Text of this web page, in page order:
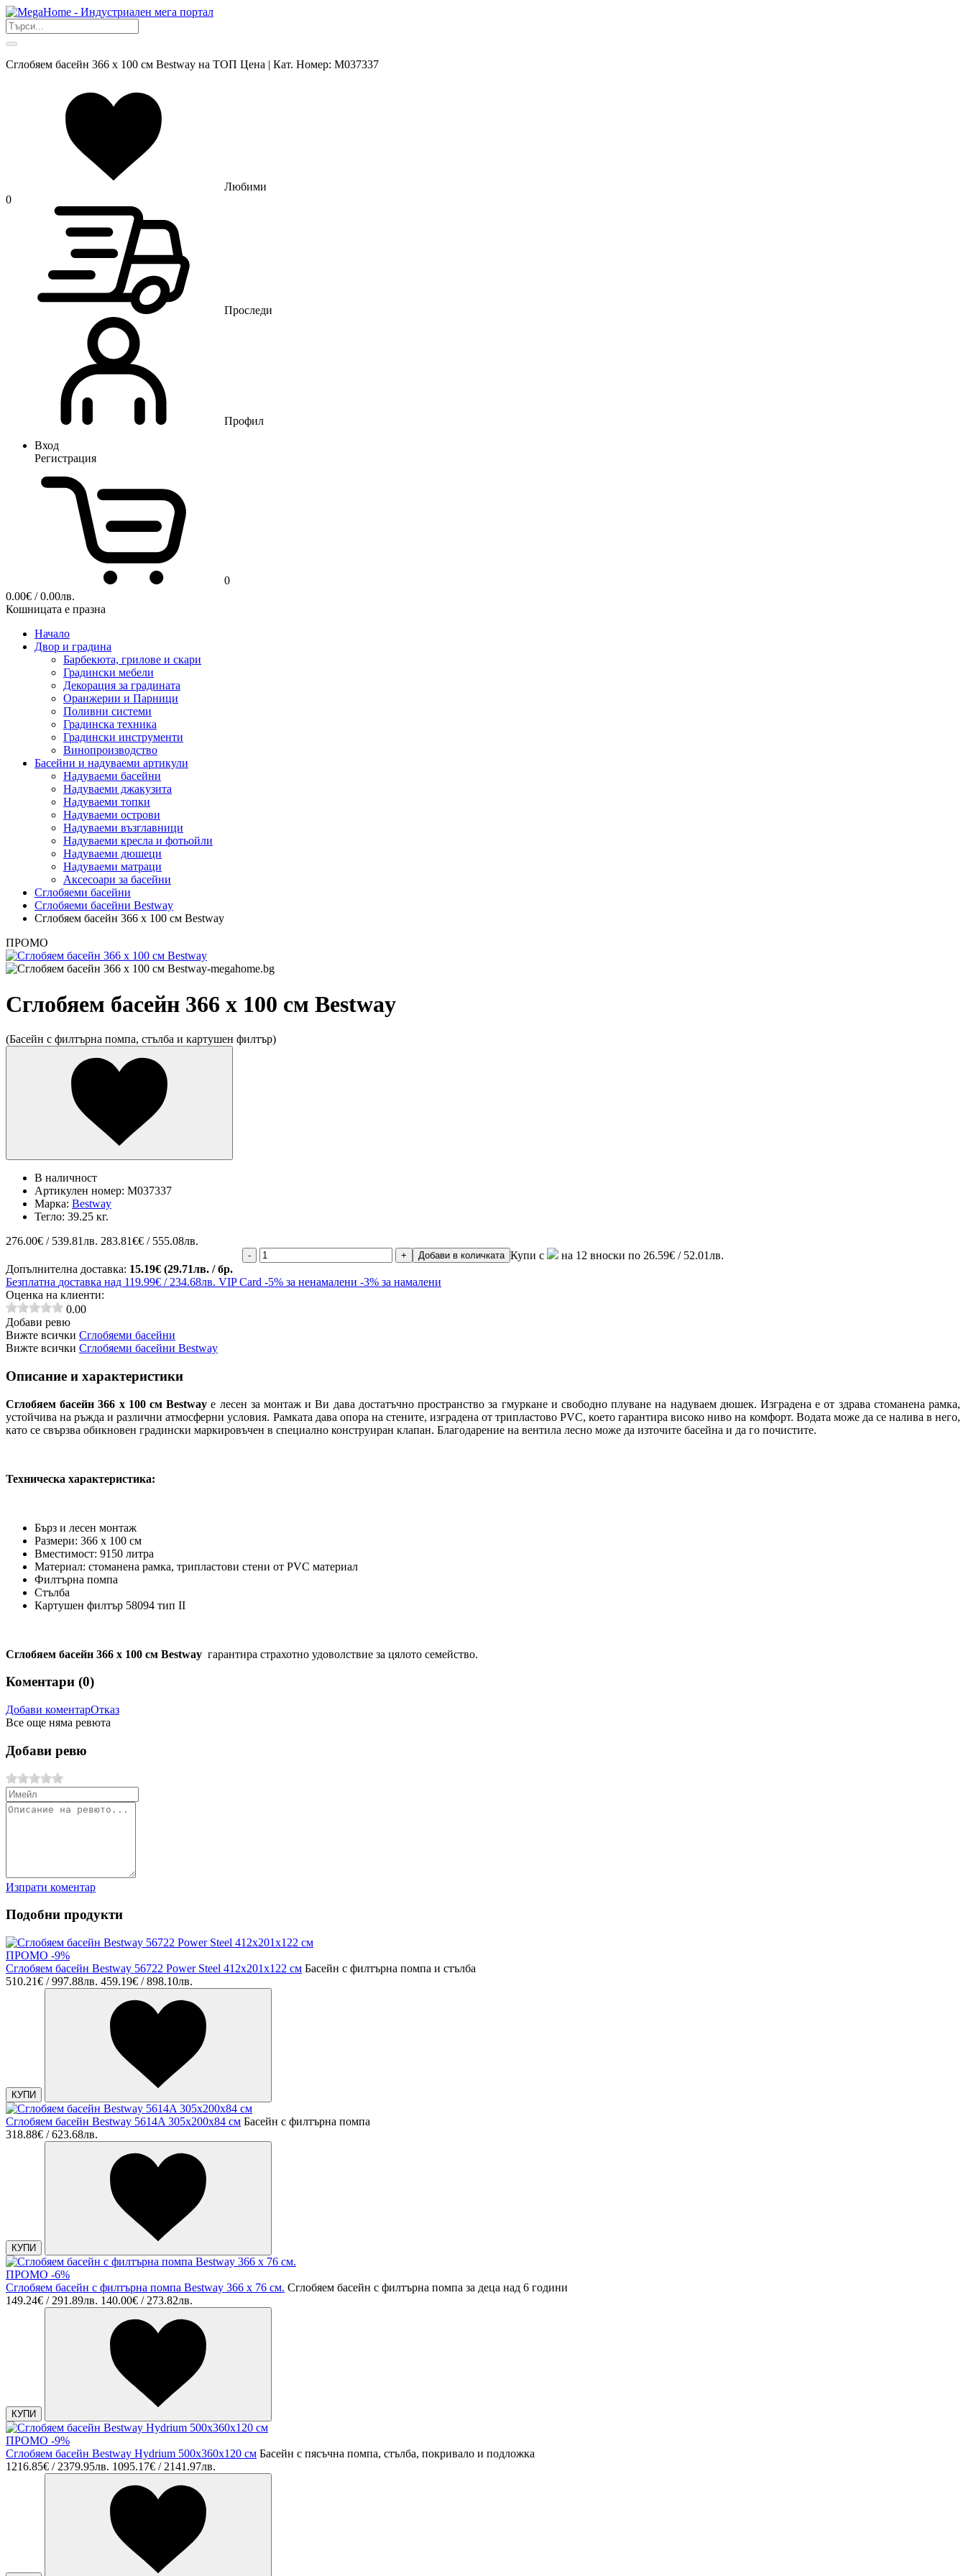
Сглобяем басейн 366 х 100 см Bestway на ТОП Цена | Кат. Номер: M037337
Любими
0
Проследи
Профил
Вход
Регистрация
0
0.00€ / 0.00лв.
Кошницата е празна
Начало
Двор и градина
Барбекюта, грилове и скари
Градински мебели
Декорация за градината
Оранжерии и Парници
Поливни системи
Градинска техника
Градински инструменти
Винопроизводство
Басейни и надуваеми артикули
Надуваеми басейни
Надуваеми джакузита
Надуваеми топки
Надуваеми острови
Надуваеми възглавници
Надуваеми кресла и фотьойли
Надуваеми дюшеци
Надуваеми матраци
Аксесоари за басейни
Сглобяеми басейни
Сглобяеми басейни Bestway
Сглобяем басейн 366 х 100 см Bestway
ПРОМО
Сглобяем басейн 366 х 100 см Bestway
(Басейн с филтърна помпа, стълба и картушен филтър)
В наличност
Артикулен номер: M037337
Марка: Bestway
Тегло: 39.25 кг.
276.00€ / 539.81лв. 283.81€€ / 555.08лв.
- + Добави в количката Купи с
на 12 вноски по 26.59€ / 52.01лв.
Допълнителна доставка: 15.19€ (29.71лв. / бр.
Безплатна доставка над 119.99€ / 234.68лв. VIP Card -5% за ненамалени -3% за намалени
Оценка на клиенти:
0.00
Добави ревю
Вижте всички Сглобяеми басейни
Вижте всички Сглобяеми басейни Bestway
Описание и характеристики
Сглобяем басейн 366 х 100 см Bestway е лесен за монтаж и Ви дава достатъчно пространство за гмуркане и свободно плуване на надуваем дюшек. Изградена е от здрава стоманена рамка,
устойчива на ръжда и различни атмосферни условия. Рамката дава опора на стените, изградена от трипластово PVC, което гарантира високо ниво на комфорт. Водата може да се налива в него,
като се свързва обикновен градински маркировъчен в специално конструиран клапан. Благодарение на вентила лесно може да източите басейна и да го почистите.
Техническа характеристика:
Бърз и лесен монтаж
Размери: 366 x 100 см
Вместимост: 9150 литра
Материал: стоманена рамка, трипластови стени от PVC материал
Филтърна помпа
Стълба
Картушен филтър 58094 тип II
Сглобяем басейн 366 х 100 см Bestway гарантира страхотно удоволствие за цялото семейство.
Коментари (0)
Добави коментарОтказ
Все още няма ревюта
Добави ревю
Изпрати коментар
Подобни продукти
ПРОМО -9%
Сглобяем басейн Bestway 56722 Power Steel 412x201x122 см Басейн с филтърна помпа и стълба
510.21€ / 997.88лв. 459.19€ / 898.10лв.
КУПИ
Сглобяем басейн Bestway 5614A 305x200x84 см Басейн с филтърна помпа
318.88€ / 623.68лв.
КУПИ
ПРОМО -6%
Сглобяем басейн с филтърна помпа Bestway 366 х 76 см. Сглобяем басейн с филтърна помпа за деца над 6 години
149.24€ / 291.89лв. 140.00€ / 273.82лв.
КУПИ
ПРОМО -9%
Сглобяем басейн Bestway Hydrium 500x360x120 см Басейн с пясъчна помпа, стълба, покривало и подложка
1216.85€ / 2379.95лв. 1095.17€ / 2141.97лв.